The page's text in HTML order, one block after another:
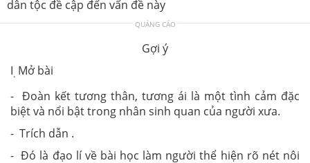
dân tộc đề cập đến vấn đề này
QUẢNG CÁO
Gợi ý
I. Mở bài
- Đoàn kết tương thân, tương ái là một tình cảm đặc
biệt và nổi bật trong nhân sinh quan của người xưa.
- Trích dẫn .
- Đó là đạo lí về bài học làm người thể hiện rõ nét nôi